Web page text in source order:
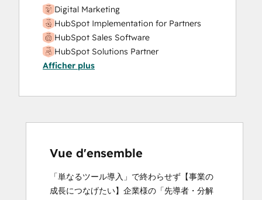
Social Media
Video Production
Website Design
Website Development
Website Migration
Digital Marketing
HubSpot Implementation for Partners
HubSpot Sales Software
HubSpot Solutions Partner
Inbound
Inbound Sales
Course
Afficher plus
Vue d'ensemble
「単なるツール導入」で終わらせず【事業の
成長につなげたい】企業様の「先導者・分解